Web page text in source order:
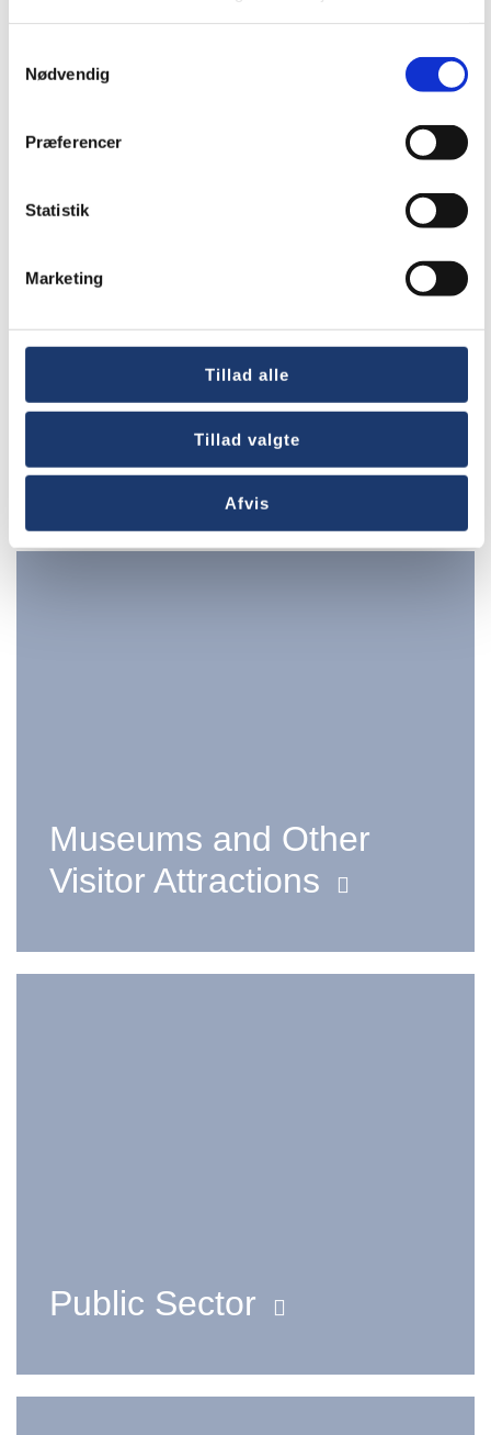
Nødvendig
Præferencer
Statistik
Marketing
Tillad alle
Tillad valgte
Afvis
Hotels
International
Organizations
Museums and Other
Visitor Attractions
Public Sector